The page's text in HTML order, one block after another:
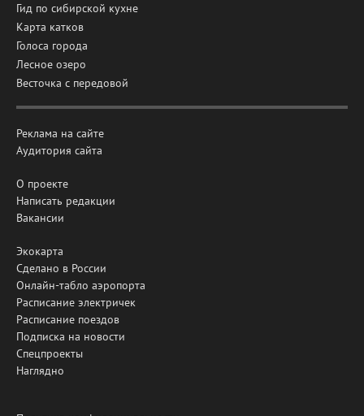
Гид по сибирской кухне
Карта катков
Голоса города
Лесное озеро
Весточка с передовой
Реклама на сайте
Аудитория сайта
О проекте
Написать редакции
Вакансии
Экокарта
Сделано в России
Онлайн-табло аэропорта
Расписание электричек
Расписание поездов
Подписка на новости
Спецпроекты
Наглядно